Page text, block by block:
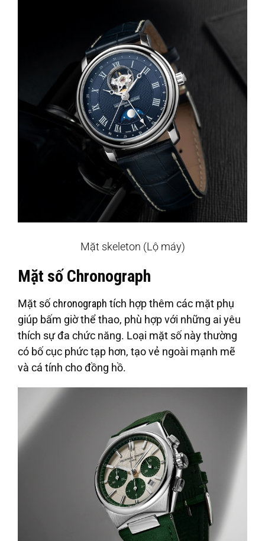
Mặt skeleton (Lộ máy)
Mặt số Chronograph
Mặt số chronograph tích hợp thêm các mặt phụ
giúp bấm giờ thể thao, phù hợp với những ai yêu
thích sự đa chức năng. Loại mặt số này thường
có bố cục phức tạp hơn, tạo vẻ ngoài mạnh mẽ
và cá tính cho đồng hồ.